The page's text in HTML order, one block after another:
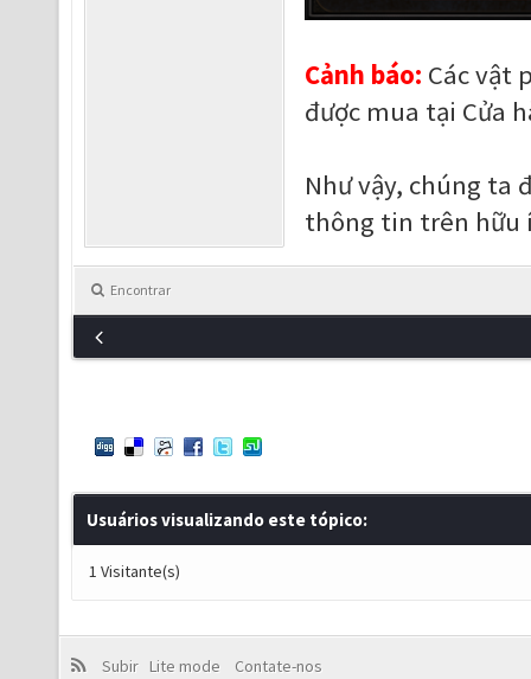
Cảnh báo: Các vật
được mua tại Cửa
Như vậy, chúng ta
thông tin trên hữu
Encontrar
Usuários visualizando este tópico:
1 Visitante(s)
Subir Lite mode
Contate-nos